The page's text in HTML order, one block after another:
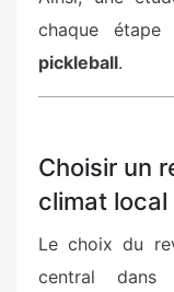
chaque
pickleball.
Choisir un
climat local
Le choix du
central